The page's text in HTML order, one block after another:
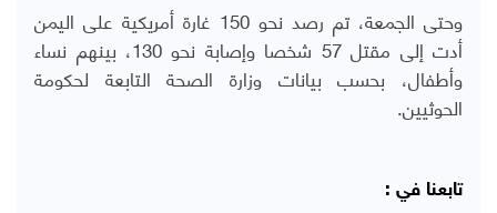
وحتى الجمعة، تم رصد نحو 150 غارة أمريكية على اليمن
أدت إلى مقتل 57 شخصا وإصابة نحو 130، بينهم نساء
وأطفال، بحسب بيانات وزارة الصحة التابعة لحكومة
الحوثيين.
تابعنا في :